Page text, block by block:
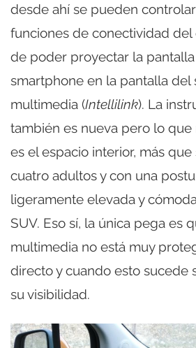
desde ahí se pueden
funciones de conectividad del
de poder proyectar la
smartphone en la pantalla del
multimedia (Intellilink). La
también es nueva pero lo que
es el espacio interior, más
cuatro adultos y con una
ligeramente elevada y
SUV. Eso sí, la única pega es
multimedia no está muy
directo y cuando esto sucede
su visibilidad.